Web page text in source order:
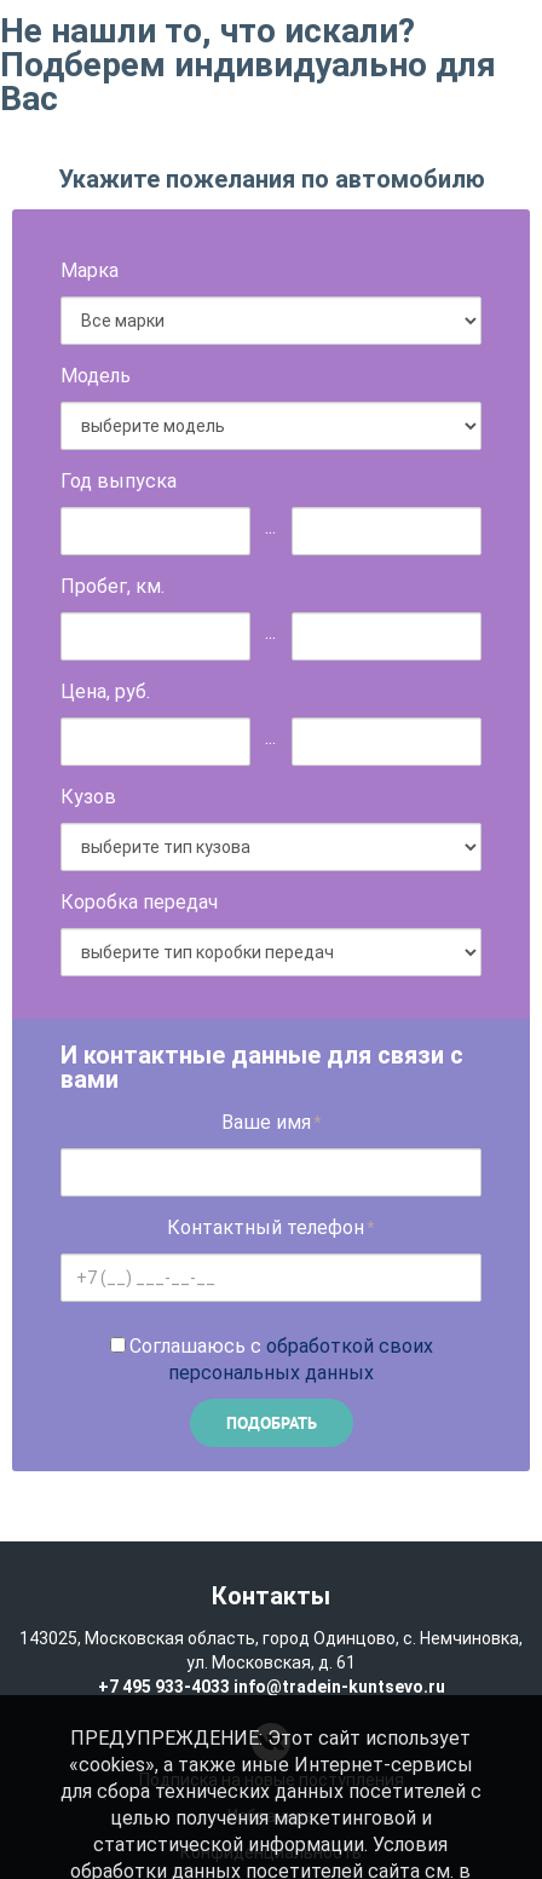
Не нашли то, что искали?
Подберем индивидуально для
Вас
Укажите пожелания по автомобилю
Марка
Модель
Год выпуска
...
Пробег, км.
...
Цена, руб.
...
Кузов
Коробка передач
И контактные данные для связи с
вами
Ваше имя *
Контактный телефон *
Соглашаюсь с обработкой своих
персональных данных
Контакты
143025, Московская область, город Одинцово, с. Немчиновка,
ул. Московская, д. 61
+7 495 933-4033 info@tradein-kuntsevo.ru
Подписка на новые поступления
Избранное
Конфиденциальность
ПРЕДУПРЕЖДЕНИЕ: Этот сайт использует
«cookies», а также иные Интернет-сервисы
для сбора технических данных посетителей с
целью получения маркетинговой и
статистической информации. Условия
обработки данных посетителей сайта см. в